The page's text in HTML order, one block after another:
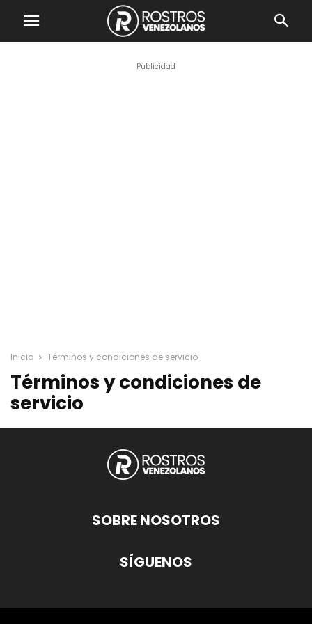
Publicidad
Inicio Términos y condiciones de servicio
Términos y condiciones de
servicio
SOBRE NOSOTROS
SÍGUENOS